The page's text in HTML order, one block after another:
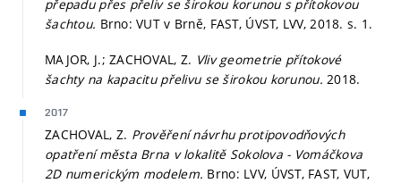
přepadu přes přeliv se širokou korunou s přítokovou
šachtou. Brno: VUT v Brně, FAST, ÚVST, LVV, 2018.s. 1.
MAJOR, J.; ZACHOVAL, Z. Vliv geometrie přítokové
šachty na kapacitu přelivu se širokou korunou. 2018.
2017
ZACHOVAL, Z. Prověření návrhu protipovodňových
opatření města Brna v lokalitě Sokolova - Vomáčkova
2D numerickým modelem. Brno: LVV, ÚVST, FAST, VUT,